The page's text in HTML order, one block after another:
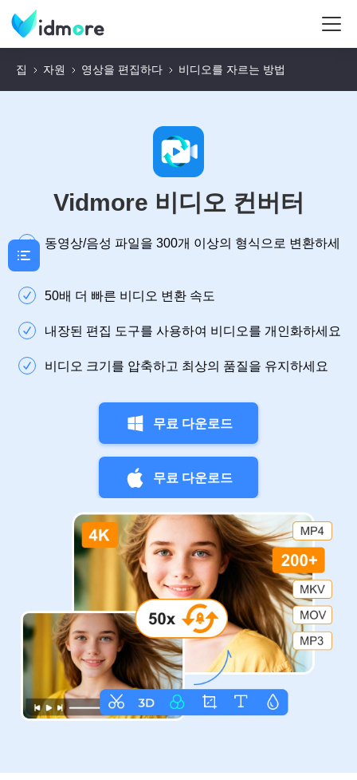
집 자원 영상을 편집하다 비디오를 자르는 방법
Vidmore 비디오 컨버터
동영상/음성 파일을 300개 이상의 형식으로 변환하세
요
50배 더 빠른 비디오 변환 속도
내장된 편집 도구를 사용하여 비디오를 개인화하세요
비디오 크기를 압축하고 최상의 품질을 유지하세요
무료 다운로드
무료 다운로드